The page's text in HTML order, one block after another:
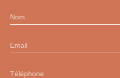
Nom
Email
Téléphone